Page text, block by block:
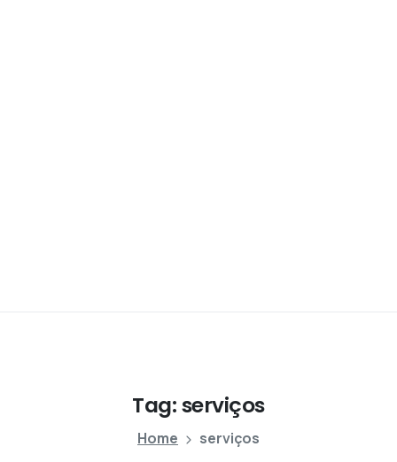
Tag:serviços
Home serviços